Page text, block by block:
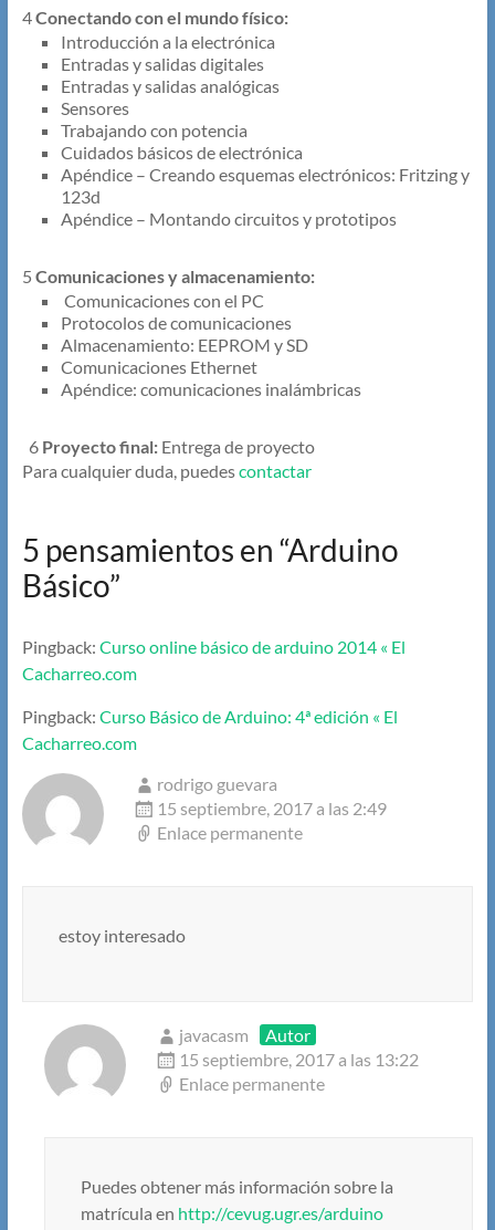
4Conectando con el mundo físico:
Introducción a la electrónica
Entradas y salidas digitales
Entradas y salidas analógicas
Sensores
Trabajando con potencia
Cuidados básicos de electrónica
Apéndice – Creando esquemas electrónicos: Fritzing y
123d
Apéndice – Montando circuitos y prototipos
5 Comunicaciones y almacenamiento:
Comunicaciones con el PC
Protocolos de comunicaciones
Almacenamiento: EEPROM y SD
Comunicaciones Ethernet
Apéndice: comunicaciones inalámbricas
6 Proyecto final: Entrega de proyecto
Para cualquier duda, puedescontactar
5 pensamientos en “Arduino
Básico”
Pingback: Curso online básico de arduino 2014 « El
Cacharreo.com
Pingback: Curso Básico de Arduino: 4ª edición « El
Cacharreo.com
rodrigo guevara
15 septiembre, 2017 a las 2:49
Enlace permanente
estoy interesado
javacasm
Autor
15 septiembre, 2017 a las 13:22
Enlace permanente
Puedes obtener más información sobre la
matrícula en http://cevug.ugr.es/arduino